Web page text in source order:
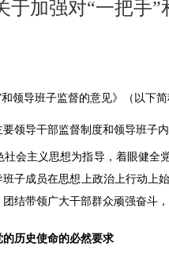
于加强对“一把手
领导班子监督的意见》（以下
领导干部监督制度和领导班子
主义思想为指导，着眼健全
子成员在思想上政治上行动
结带领广大干部群众顽强奋斗
历史使命的必然要求